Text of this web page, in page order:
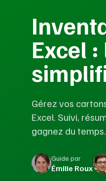
Excel
Gérez vos
Excel. Suivi,
gagnez du temps.
Guide par
Émilie Roux